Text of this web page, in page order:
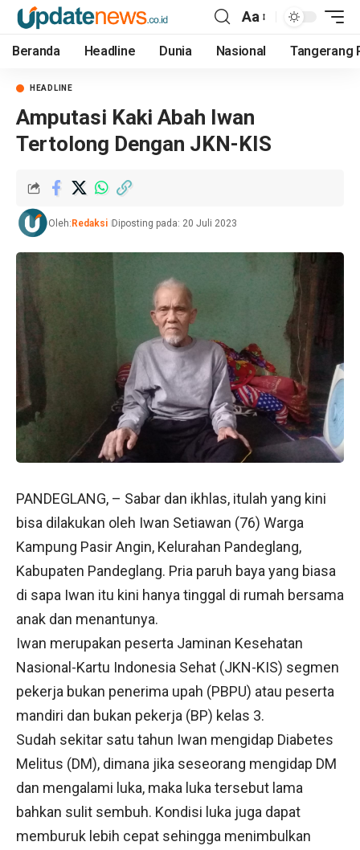
Aa
Beranda Headline Dunia Nasional Tangerang
HEADLINE
Amputasi Kaki Abah Iwan
Tertolong Dengan JKN-KIS
Oleh: Redaksi Diposting pada: 20 Juli 2023
PANDEGLANG, – Sabar dan ikhlas, itulah yang kini
bisa dilakukan oleh Iwan Setiawan (76) Warga
Kampung Pasir Angin, Kelurahan Pandeglang,
Kabupaten Pandeglang. Pria paruh baya yang biasa
di sapa Iwan itu kini hanya tinggal di rumah bersama
anak dan menantunya.
Iwan merupakan peserta Jaminan Kesehatan
Nasional-Kartu Indonesia Sehat (JKN-KIS) segmen
pekerja bukan penerima upah (PBPU) atau peserta
mandiri dan bukan pekerja (BP) kelas 3.
Sudah sekitar satu tahun Iwan mengidap Diabetes
Melitus (DM), dimana jika seseorang mengidap DM
dan mengalami luka, maka luka tersebut lama
bahkan sulit sembuh. Kondisi luka juga dapat
memburuk lebih cepat sehingga menimbulkan